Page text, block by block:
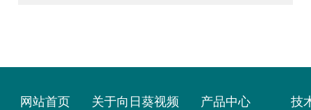
网站首页 关于向日葵视频 产品中心 技